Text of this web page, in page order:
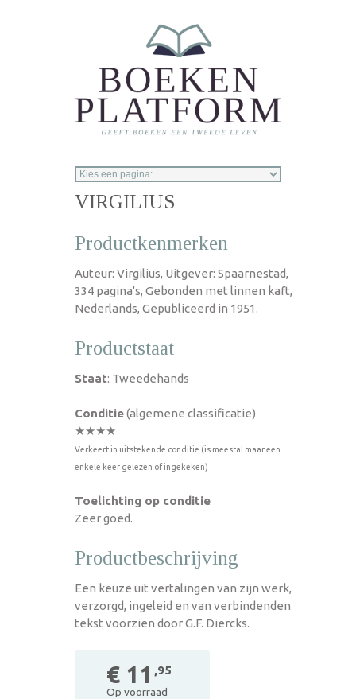
VIRGILIUS
Productkenmerken
Auteur: Virgilius, Uitgever: Spaarnestad,
334 pagina's, Gebonden met linnen kaft,
Nederlands, Gepubliceerd in 1951.
Productstaat
Staat: Tweedehands
Conditie(algemene classificatie)
★★★★
Verkeert in uitstekende conditie (is meestal maar een
enkele keer gelezen of ingekeken)
Toelichting op conditie
Zeer goed.
Productbeschrijving
Een keuze uit vertalingen van zijn werk,
verzorgd, ingeleid en van verbindenden
tekst voorzien door G.F. Diercks.
€ 11 ,95
Op voorraad